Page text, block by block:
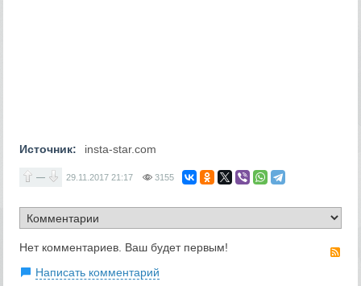
Источник: insta-star.com
— 29.11.2017 21:17 3155
Нет комментариев. Ваш будет первым!
Написать комментарий